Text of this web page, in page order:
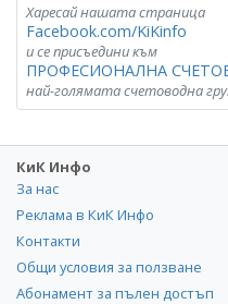
Харесай нашата страница
Facebook.com/KiKinfo
и се присъедини към
ПРОФЕСИОНАЛНА
най-голямата счетоводна
КиК Инфо
За нас
Реклама в КиК Инфо
Контакти
Общи условия за ползване
Абонамент за пълен достъп